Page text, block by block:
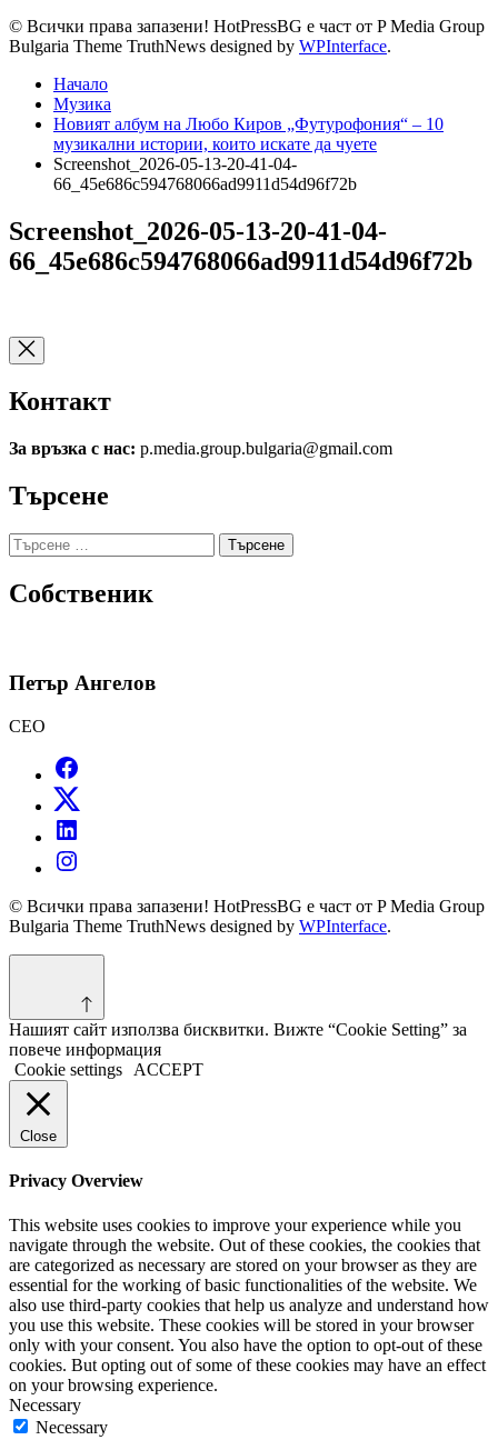
© Всички права запазени! HotPressBG е част от P Media Group
Bulgaria Theme TruthNews designed by WPInterface.
Начало
Музика
Новият албум на Любо Киров „Футурофония“ – 10
музикални истории, които искате да чуете
Screenshot_2026-05-13-20-41-04-
66_45e686c594768066ad9911d54d96f72b
Screenshot_2026-05-13-20-41-04-
66_45e686c594768066ad9911d54d96f72b
Контакт
За връзка с нас: p.media.group.bulgaria@gmail.com
Търсене
Търсене
за:
Собственик
Петър Ангелов
CEO
© Всички права запазени! HotPressBG е част от P Media Group
Bulgaria Theme TruthNews designed by WPInterface.
Нашият сайт използва бисквитки. Вижте “Cookie Setting” за
повече информация
Cookie settings
ACCEPT
Close
Privacy Overview
This website uses cookies to improve your experience while you
navigate through the website. Out of these cookies, the cookies that
are categorized as necessary are stored on your browser as they are
essential for the working of basic functionalities of the website. We
also use third-party cookies that help us analyze and understand how
you use this website. These cookies will be stored in your browser
only with your consent. You also have the option to opt-out of these
cookies. But opting out of some of these cookies may have an effect
on your browsing experience.
Necessary
Necessary